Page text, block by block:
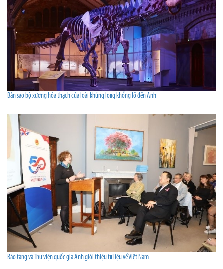
Bản sao bộ xương hóa thạch của loài khủng long khổng lồ đến Anh
Bảo tàng và Thư viện quốc gia Anh giới thiệu tư liệu về Việt Nam